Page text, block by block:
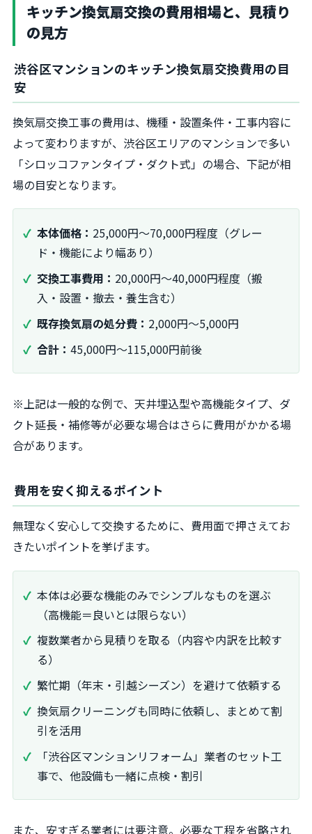
キッチン換気扇交換の費用相場と、見積り
の見方
渋谷区マンションのキッチン換気扇交換費用の目
安
換気扇交換工事の費用は、機種・設置条件・工事内容に
よって変わりますが、渋谷区エリアのマンションで多い
「シロッコファンタイプ・ダクト式」の場合、下記が相
場の目安となります。
本体価格： 25,000円〜70,000円程度（グレー
ド・機能により幅あり）
交換工事費用： 20,000円〜40,000円程度（搬
入・設置・撤去・養生含む）
既存換気扇の処分費： 2,000円〜5,000円
合計： 45,000円〜115,000円前後
※上記は一般的な例で、天井埋込型や高機能タイプ、ダ
クト延長・補修等が必要な場合はさらに費用がかかる場
合があります。
費用を安く抑えるポイント
無理なく安心して交換するために、費用面で押さえてお
きたいポイントを挙げます。
本体は必要な機能のみでシンプルなものを選ぶ
（高機能＝良いとは限らない）
複数業者から見積りを取る（内容や内訳を比較す
る）
繁忙期（年末・引越シーズン）を避けて依頼する
換気扇クリーニングも同時に依頼し、まとめて割
引を活用
「渋谷区マンションリフォーム」業者のセット工
事で、他設備も一緒に点検・割引
また、安すぎる業者には要注意。必要な工程を省略され